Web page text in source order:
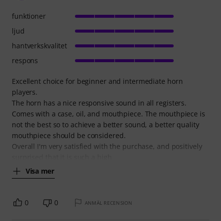
Excellent choice for beginner and intermediate horn
players.
The horn has a nice responsive sound in all registers.
Comes with a case, oil, and mouthpiece. The mouthpiece is
not the best so to achieve a better sound, a better quality
mouthpiece should be considered.
Overall I'm very satisfied with the purchase, and positively
Visa mer
funktioner
ljud
hantverkskvalitet
respons
0 0 ANMÄL RECENSION